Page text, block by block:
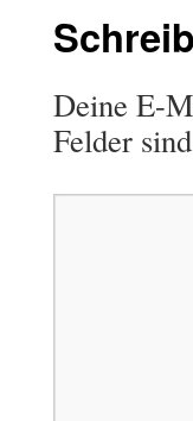
Deine E-
Felder